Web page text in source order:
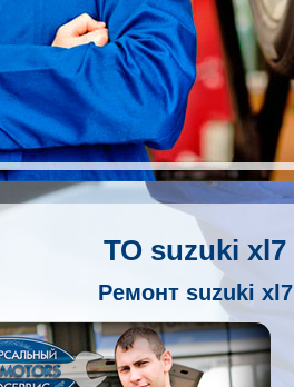
ТО suzuki xl7
Ремонт suzuki xl7